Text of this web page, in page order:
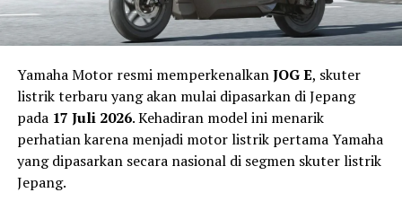
off-road ringan.
Yamaha Motor resmi memperkenalkanJOG E, skuter
listrik terbaru yang akan mulai dipasarkan di Jepang
pada 17 Juli 2026. Kehadiran model ini menarik
perhatian karena menjadi motor listrik pertama Yamaha
yang dipasarkan secara nasional di segmen skuter listrik
Jepang.